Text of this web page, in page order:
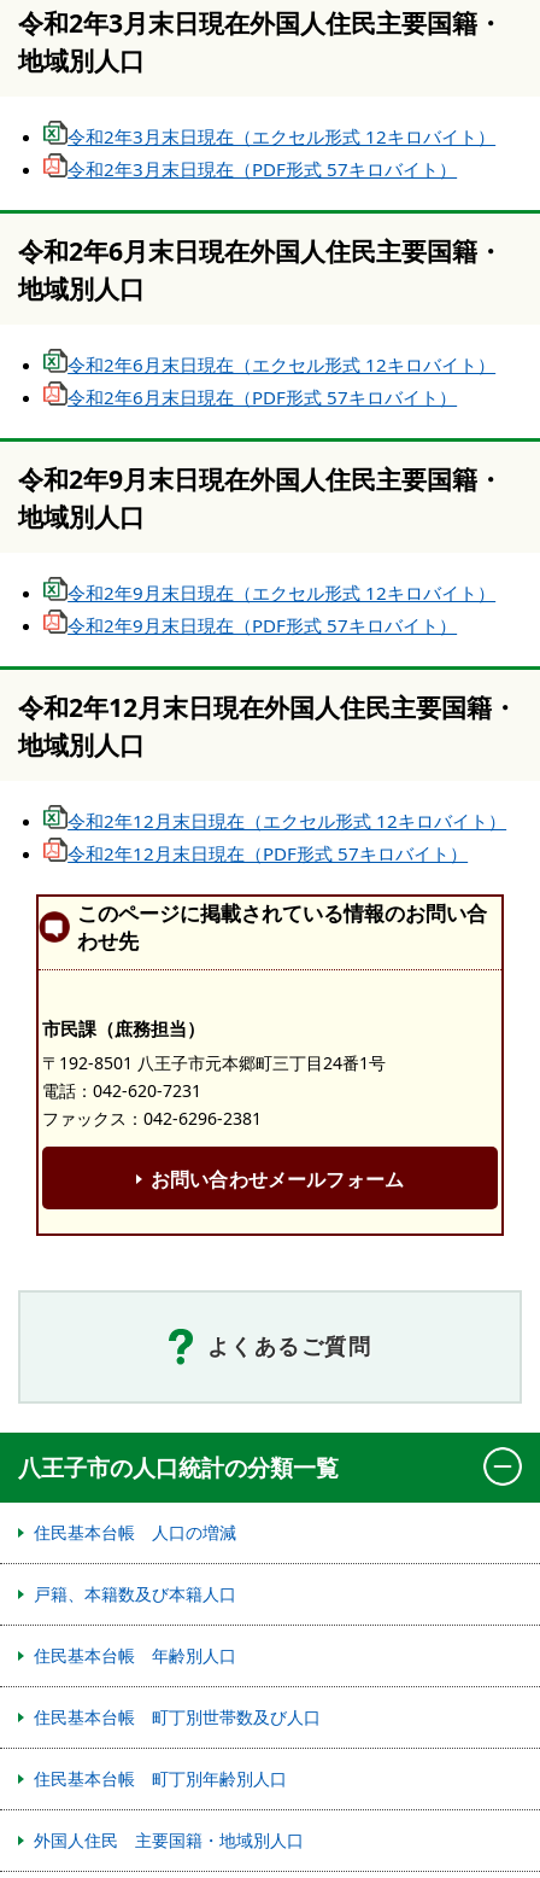
令和2年3月末日現在外国人住民主要国籍・
地域別人口
令和2年3月末日現在（エクセル形式 12キロバイト）
令和2年3月末日現在（PDF形式 57キロバイト）
令和2年6月末日現在外国人住民主要国籍・
地域別人口
令和2年6月末日現在（エクセル形式 12キロバイト）
令和2年6月末日現在（PDF形式 57キロバイト）
令和2年9月末日現在外国人住民主要国籍・
地域別人口
令和2年9月末日現在（エクセル形式 12キロバイト）
令和2年9月末日現在（PDF形式 57キロバイト）
令和2年12月末日現在外国人住民主要国籍・
地域別人口
令和2年12月末日現在（エクセル形式 12キロバイト）
令和2年12月末日現在（PDF形式 57キロバイト）
このページに掲載されている情報のお問い合
わせ先
市民課（庶務担当）
〒192-8501 八王子市元本郷町三丁目24番1号
電話： 042-620-7231
ファックス：042-6296-2381
お問い合わせメールフォーム
よくあるご質問
八王子市の人口統計の分類一覧
住民基本台帳 人口の増減
戸籍、本籍数及び本籍人口
住民基本台帳 年齢別人口
住民基本台帳 町丁別世帯数及び人口
住民基本台帳 町丁別年齢別人口
外国人住民 主要国籍・地域別人口